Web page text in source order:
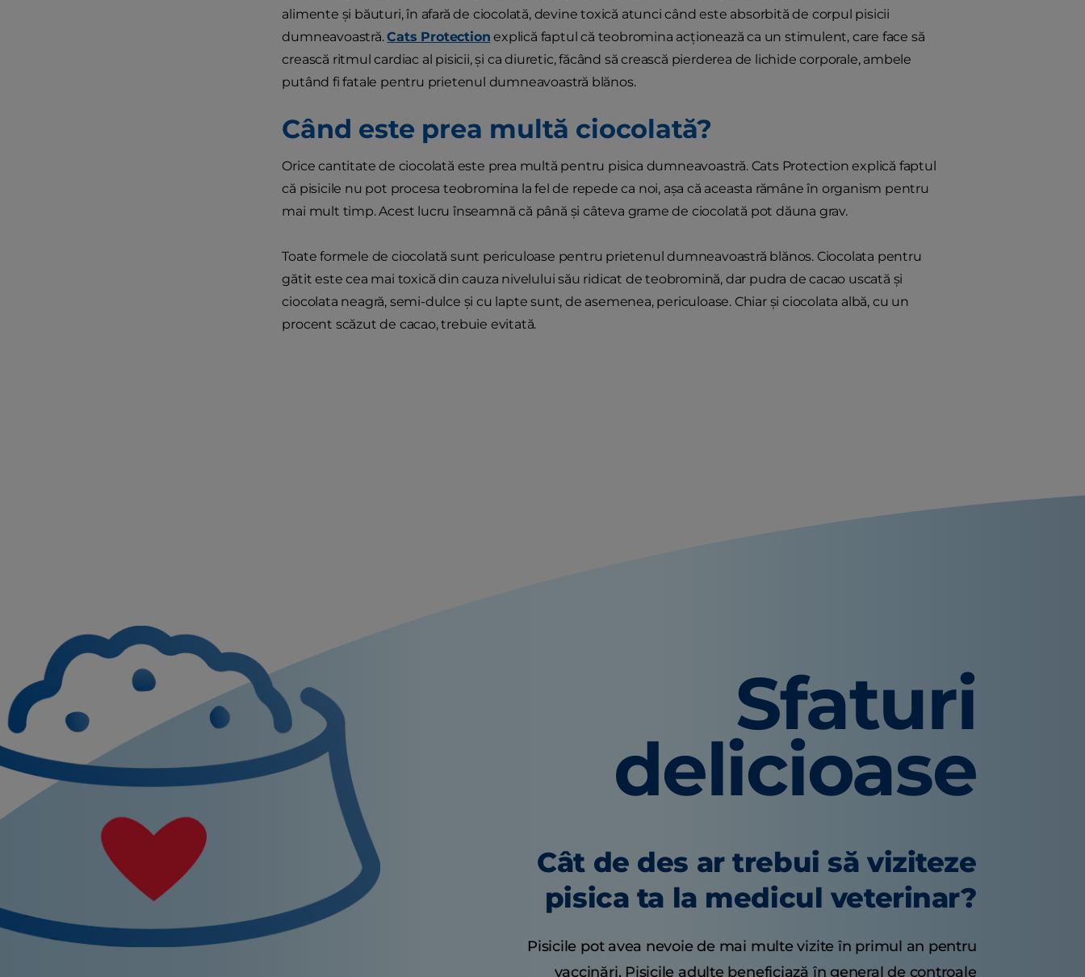
alimente și băuturi, în afară de ciocolată, devine toxică atunci când este absorbită de corpul pisicii
dumneavoastră.Cats Protection explică faptul că teobromina acționează ca un stimulent, care face să
crească ritmul cardiac al pisicii, și ca diuretic, făcând să crească pierderea de lichide corporale, ambele
putând fi fatale pentru prietenul dumneavoastră blănos.
Când este prea multă ciocolată?
Orice cantitate de ciocolată este prea multă pentru pisica dumneavoastră. Cats Protection explică faptul
că pisicile nu pot procesa teobromina la fel de repede ca noi, așa că aceasta rămâne în organism pentru
mai mult timp. Acest lucru înseamnă că până și câteva grame de ciocolată pot dăuna grav.
Toate formele de ciocolată sunt periculoase pentru prietenul dumneavoastră blănos. Ciocolata pentru
gătit este cea mai toxică din cauza nivelului său ridicat de teobromină, dar pudra de cacao uscată și
ciocolata neagră, semi-dulce și cu lapte sunt, de asemenea, periculoase. Chiar și ciocolata albă, cu un
procent scăzut de cacao, trebuie evitată.
Sfaturi
delicioase
Cât de des ar trebui să viziteze
pisica ta la medicul veterinar?
Pisicile pot avea nevoie de mai multe vizite în primul an pentru
vaccinări. Pisicile adulte beneficiază în general de controale